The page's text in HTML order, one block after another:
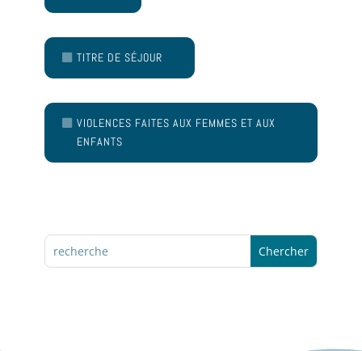
TITRE DE SÉJOUR
VIOLENCES FAITES AUX FEMMES ET AUX
ENFANTS